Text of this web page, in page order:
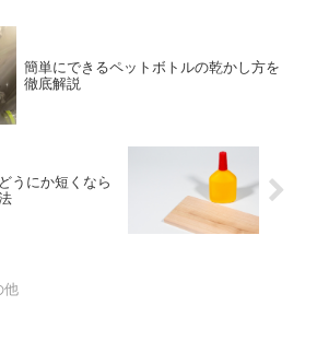
簡単にできるペットボトルの乾かし方を
徹底解説
うにか短くなら
他